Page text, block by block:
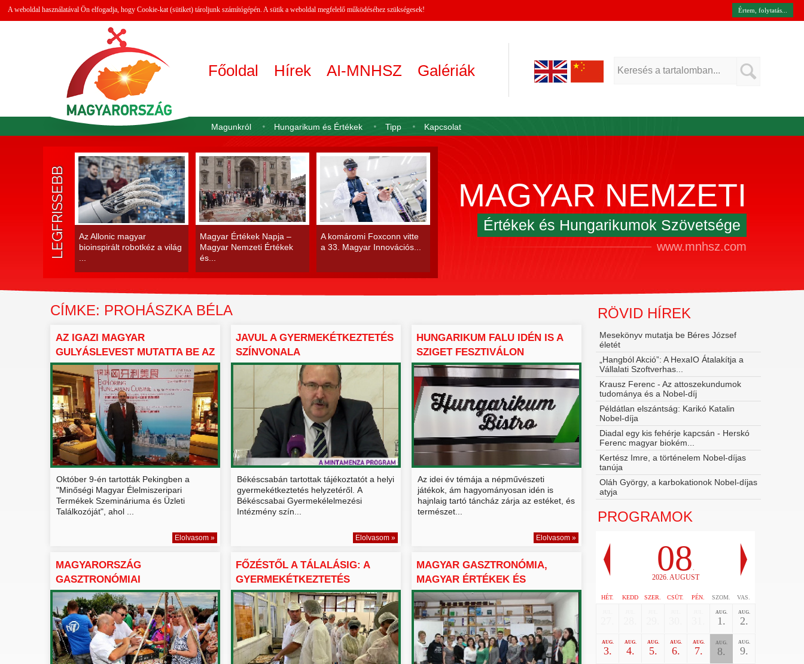
A weboldal használatával Ön elfogadja, hogy Cookie-kat (sütiket) tároljunk számítógépén. A sütik a weboldal megfelelő működéséhez szükségesek! Értem, folytatás...
Főoldal Hírek AI-MNHSZ Galériák
Magunkról Hungarikum és Értékek Tipp Kapcsolat
LEGFRISSEBB
Az Allonic magyar
bioinspirált robotkéz a világ
Magyar Értékek Napja –
Magyar Nemzeti Értékek
és...
A komáromi Foxconn vitte
a 33. Magyar Innovációs...
MAGYAR NEMZETI
Értékek és Hungarikumok Szövetsége
www.mnhsz.com
CÍMKE: PROHÁSZKA BÉLA
AZ IGAZI MAGYAR
GULYÁSLEVEST MUTATTA BE AZ
MNHSZ...
Október 9-én tartották Pekingben a
"Minőségi Magyar Élelmiszeripari
Termékek Szemináriuma és Üzleti
Találkozóját", ahol ...
Elolvasom »
JAVUL A GYERMEKÉTKEZTETÉS
SZÍNVONALA
Békéscsabán tartottak tájékoztatót a helyi
gyermekétkeztetés helyzetéről. A
Békéscsabai Gyermekélelmezési
Intézmény szín...
Elolvasom »
HUNGARIKUM FALU IDÉN IS A
SZIGET FESZTIVÁLON
Az idei év témája a népművészeti
játékok, ám hagyományosan idén is
hajnlaig tartó táncház zárja az estéket, és
természet...
Elolvasom »
MAGYARORSZÁG
GASZTRONÓMIAI
HUNGARIKUMAI FELSORAK...
FŐZÉSTŐL A TÁLALÁSIG: A
GYERMEKÉTKEZTETÉS
BEMUTA...
MAGYAR GASZTRONÓMIA,
MAGYAR ÉRTÉKEK ÉS
HUNGARIKU...
RÖVID HÍREK
Mesekönyv mutatja be Béres József
életét
„Hangból Akció”: A HexaIO Átalakítja a
Vállalati Szoftverhas...
Krausz Ferenc - Az attoszekundumok
tudománya és a Nobel‑díj
Példátlan elszántság: Karikó Katalin
Nobel-díja
Diadal egy kis fehérje kapcsán - Herskó
Ferenc magyar biokém...
Kertész Imre, a történelem Nobel-díjas
tanúja
Oláh György, a karbokationok Nobel-díjas
atyja
PROGRAMOK
08 .
2026. AUGUST
HÉT. KEDD SZER. CSÜT. PÉN. SZOM. VAS.
AUG.
1.
AUG.
2.
AUG.
3.
AUG.
4.
AUG.
5.
AUG.
6.
AUG.
7.
AUG.
8.
AUG.
9.